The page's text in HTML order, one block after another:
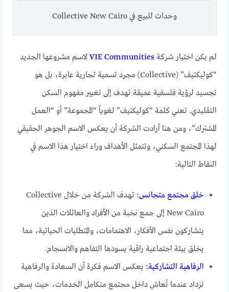
وحدات للبيع في Collective New Cairo
لم يكن اختيار شركةVIE Communities لاسم مشروعها الجديد
“كوليكتيف” (Collective) مجرد تسمية تجارية عابرة، بل هو
تجسيد لرؤية فلسفية عميقة تهدف إلى تغيير مفهوم السكن
التقليدي. تعني كلمة “كوليكتيف” لغوياً “المجموعة” أو “العمل
المشترك”، ومن هنا أرادت الشركة أن يعكس الاسم الجوهر الحقيقي
لهذا المجتمع السكني، وتتمثل الأهداف وراء اختيار هذا الاسم في
النقاط التالية:
خلق مجتمع متجانس:
تهدف الشركة من خلال Collective
New Cairo إلى جمع نخبة من الأفراد والعائلات الذين
يتشاركون نفس الأفكار، الاهتمامات، والمتطلبات الحياتية، مما
يخلق بيئة اجتماعية راقية يسودها التفاهم والانسجام.
الرفاهية التشاركية: يعكس الاسم فكرة أن السعادة والرفاهية
تزداد عندما تُعاش داخل مجتمع متكامل الخدمات، حيث يسعى